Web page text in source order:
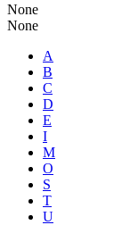
None
None
A
B
C
D
E
I
M
O
S
T
U